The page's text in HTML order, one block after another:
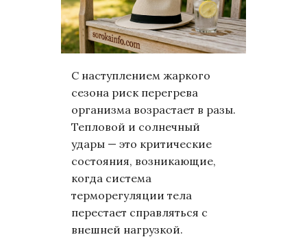
С наступлением жаркого
сезона риск перегрева
организма возрастает в разы.
Тепловой и солнечный
удары — это критические
состояния, возникающие,
когда система
терморегуляции тела
перестает справляться с
внешней нагрузкой.